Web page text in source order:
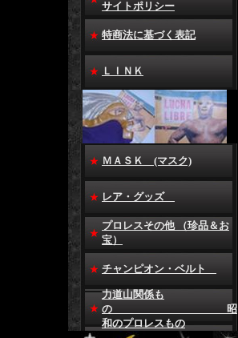
サイトポリシー
特商法に基づく表記
ＬＩＮＫ
ＭＡＳＫ (マスク)
レア・グッズ
プロレスその他 （珍品＆お
宝）
チャンピオン・ベルト
力道山関係も
の 昭
和のプロレスもの